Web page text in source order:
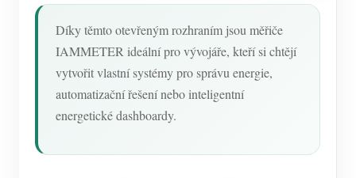
Díky těmto otevřeným rozhraním jsou měřiče
IAMMETER ideální pro vývojáře, kteří si chtějí
vytvořit vlastní systémy pro správu energie,
automatizační řešení nebo inteligentní
energetické dashboardy.